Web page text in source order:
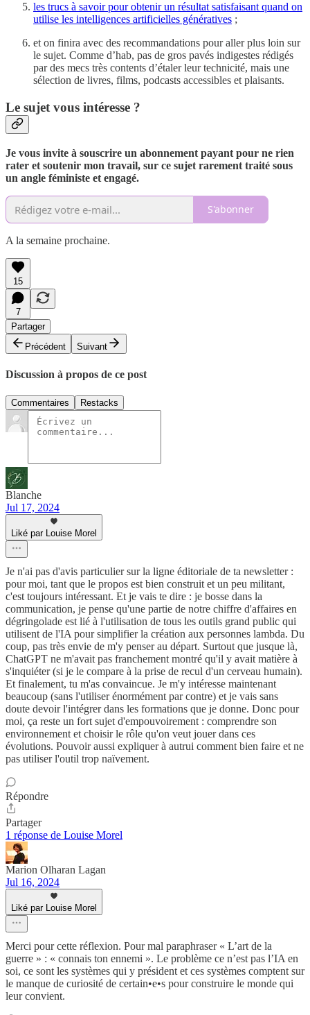
les trucs à savoir pour obtenir un résultat satisfaisant quand on
utilise les intelligences artificielles génératives ;
et on finira avec des recommandations pour aller plus loin sur
le sujet. Comme d’hab, pas de gros pavés indigestes rédigés
par des mecs très contents d’étaler leur technicité, mais une
sélection de livres, films, podcasts accessibles et plaisants.
Le sujet vous intéresse ?
Je vous invite à souscrire un abonnement payant pour ne rien
rater et soutenir mon travail, sur ce sujet rarement traité sous
un angle féministe et engagé.
S'abonner
A la semaine prochaine.
15
7
Partager
Précédent
Suivant
Discussion à propos de ce post
Commentaires Restacks
Blanche
Jul 17, 2024
Liké par Louise Morel
Je n'ai pas d'avis particulier sur la ligne éditoriale de ta newsletter :
pour moi, tant que le propos est bien construit et un peu militant,
c'est toujours intéressant. Et je vais te dire : je bosse dans la
communication, je pense qu'une partie de notre chiffre d'affaires en
dégringolade est lié à l'utilisation de tous les outils grand public qui
utilisent de l'IA pour simplifier la création aux personnes lambda. Du
coup, pas très envie de m'y penser au départ. Surtout que jusque là,
ChatGPT ne m'avait pas franchement montré qu'il y avait matière à
s'inquiéter (si je le compare à la prise de recul d'un cerveau humain).
Et finalement, tu m'as convaincue. Je m'y intéresse maintenant
beaucoup (sans l'utiliser énormément par contre) et je vais sans
doute devoir l'intégrer dans les formations que je donne. Donc pour
moi, ça reste un fort sujet d'empouvoirement : comprendre son
environnement et choisir le rôle qu'on veut jouer dans ces
évolutions. Pouvoir aussi expliquer à autrui comment bien faire et ne
pas utiliser l'outil trop naïvement.
Répondre
Partager
1 réponse de Louise Morel
Marion Olharan Lagan
Jul 16, 2024
Liké par Louise Morel
Merci pour cette réflexion. Pour mal paraphraser « L’art de la
guerre » : « connais ton ennemi ». Le problème ce n’est pas l’IA en
soi, ce sont les systèmes qui y président et ces systèmes comptent sur
le manque de curiosité de certain•e•s pour construire le monde qui
leur convient.